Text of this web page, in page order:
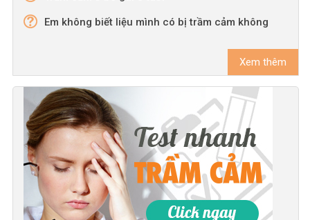
Em không biết liệu mình có bị trầm cảm không
Xem thêm